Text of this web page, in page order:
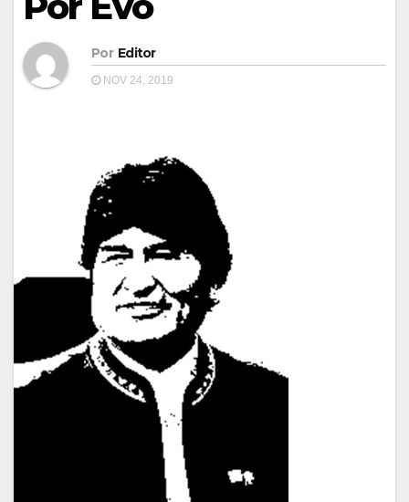
Por Editor
NOV 24, 2019